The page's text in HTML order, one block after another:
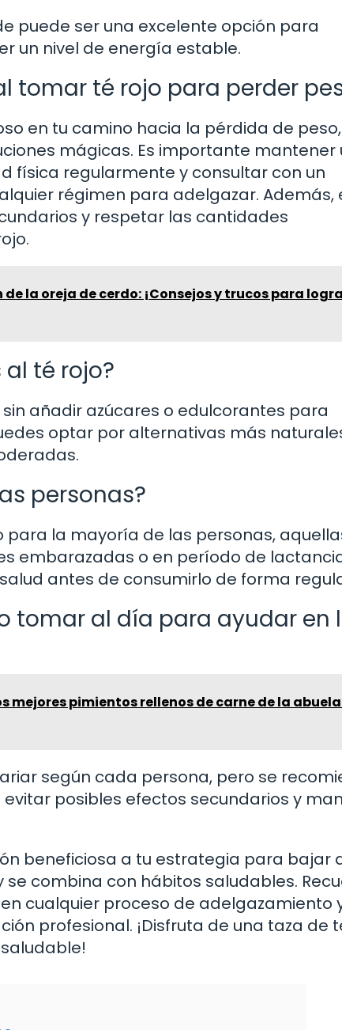
puede ser una excelente opción para
un nivel de energía estable.
tomar té rojo para perder
en tu camino hacia la pérdida de
mágicas. Es importante mantener
física regularmente y consultar con un
régimen para adelgazar. Además,
y respetar las cantidades
la oreja de cerdo: ¡Consejos y trucos para
té rojo?
añadir azúcares o edulcorantes para
optar por alternativas más
personas?
la mayoría de las personas,
embarazadas o en período de
antes de consumirlo de forma
tomar al día para ayudar en
mejores pimientos rellenos de carne de la
según cada persona, pero se
posibles efectos secundarios y
beneficiosa a tu estrategia para bajar
combina con hábitos saludables.
cualquier proceso de adelgazamiento
profesional. ¡Disfruta de una taza de